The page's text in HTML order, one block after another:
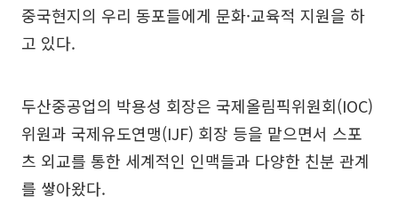
중국현지의 우리 동포들에게 문화·교육적 지원을 하
고 있다.
두산중공업의 박용성 회장은 국제올림픽위원회(IOC)
위원과 국제유도연맹(IJF) 회장 등을 맡으면서 스포
츠 외교를 통한 세계적인 인맥들과 다양한 친분 관계
를 쌓아왔다.